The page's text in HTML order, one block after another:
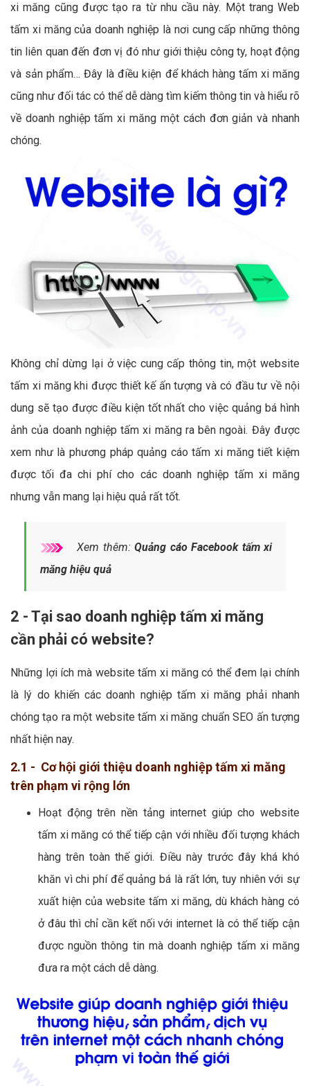
xi măng cũng được tạo ra từ nhu cầu này. Một trang Web
tấm xi măng của doanh nghiệp là nơi cung cấp những thông
tin liên quan đến đơn vị đó như giới thiệu công ty, hoạt động
và sản phẩm… Đây là điều kiện để khách hàng tấm xi măng
cũng như đối tác có thể dễ dàng tìm kiếm thông tin và hiểu rõ
về doanh nghiệp tấm xi măng một cách đơn giản và nhanh
chóng.
Không chỉ dừng lại ở việc cung cấp thông tin, một website
tấm xi măng khi được thiết kế ấn tượng và có đầu tư về nội
dung sẽ tạo được điều kiện tốt nhất cho việc quảng bá hình
ảnh của doanh nghiệp tấm xi măng ra bên ngoài. Đây được
xem như là phương pháp quảng cáo tấm xi măng tiết kiệm
được tối đa chi phí cho các doanh nghiệp tấm xi măng
nhưng vẫn mang lại hiệu quả rất tốt.
Xem thêm:Quảng cáo Facebook tấm xi
măng hiệu quả
2 - Tại sao doanh nghiệp tấm xi măng
cần phải có website?
Những lợi ích mà website tấm xi măng có thể đem lại chính
là lý do khiến các doanh nghiệp tấm xi măng phải nhanh
chóng tạo ra một website tấm xi măng chuẩn SEO ấn tượng
nhất hiện nay.
2.1 - Cơ hội giới thiệu doanh nghiệp tấm xi măng
trên phạm vi rộng lớn
Hoạt động trên nền tảng internet giúp cho website
tấm xi măng có thể tiếp cận với nhiều đối tượng khách
hàng trên toàn thế giới. Điều này trước đây khá khó
khăn vì chi phí để quảng bá là rất lớn, tuy nhiên với sự
xuất hiện của website tấm xi măng, dù khách hàng có
ở đâu thì chỉ cần kết nối với internet là có thể tiếp cận
được nguồn thông tin mà doanh nghiệp tấm xi măng
đưa ra một cách dễ dàng.